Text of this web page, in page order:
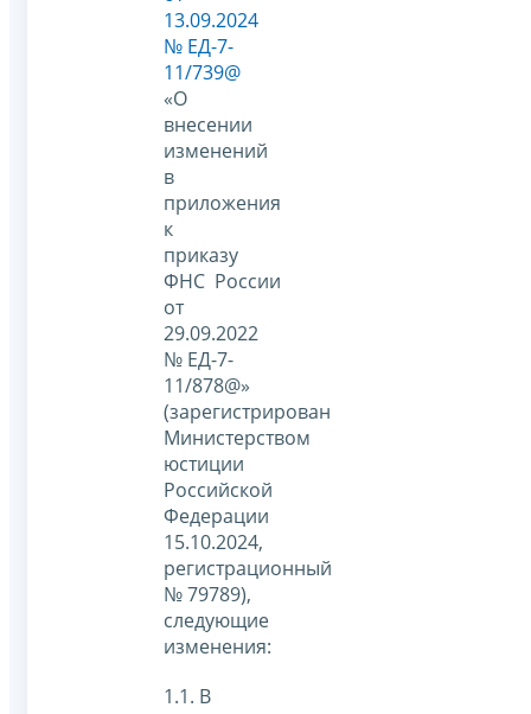
13.09.2024
№ ЕД-7-
11/739@
«О
внесении
изменений
в
приложения
к
приказу
ФНС России
от
29.09.2022
№ ЕД-7-
11/878@»
(зарегистрирован
Министерством
юстиции
Российской
Федерации
15.10.2024,
регистрационный
№ 79789),
следующие
изменения:
1.1. В